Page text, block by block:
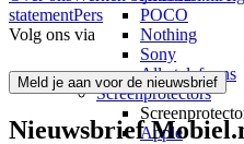
POCO
Nothing
Sony
Alle telefoons
Screenprotectors
Apple
statementPers
Volg ons via
Meld je aan voor de nieuwsbrief
Nieuwsbrief